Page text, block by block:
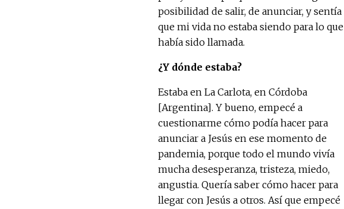
posibilidad de salir, de anunciar, y sentía
que mi vida no estaba siendo para lo que
había sido llamada.
¿Y dónde estaba?
Estaba en La Carlota, en Córdoba
[Argentina]. Y bueno, empecé a
cuestionarme cómo podía hacer para
anunciar a Jesús en ese momento de
pandemia, porque todo el mundo vivía
mucha desesperanza, tristeza, miedo,
angustia. Quería saber cómo hacer para
llegar con Jesús a otros. Así que empecé